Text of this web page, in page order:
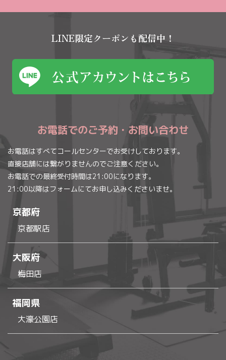
LINE限定クーポンも配信中！
お電話でのご予約・お問い合わせ
お電話はすべてコールセンターでお受けしております。
直接店舗には繋がりませんのでご注意ください。
お電話での最終受付時間は21:00になります。
21:00以降はフォームにてお申し込みくださいませ。
京都府
京都駅店
大阪府
梅田店
福岡県
大濠公園店